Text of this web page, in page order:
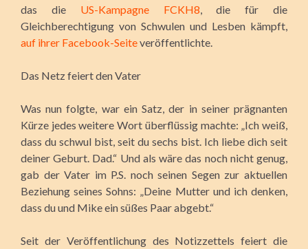
das die US-Kampagne FCKH8 , die für die
Gleichberechtigung von Schwulen und Lesben kämpft,
auf ihrer Facebook-Seiteveröffentlichte.
Das Netz feiert den Vater
Was nun folgte, war ein Satz, der in seiner prägnanten
Kürze jedes weitere Wort überflüssig machte: „Ich weiß,
dass du schwul bist, seit du sechs bist. Ich liebe dich seit
deiner Geburt. Dad.“ Und als wäre das noch nicht genug,
gab der Vater im P.S. noch seinen Segen zur aktuellen
Beziehung seines Sohns: „Deine Mutter und ich denken,
dass du und Mike ein süßes Paar abgebt.“
Seit der Veröffentlichung des Notizzettels feiert die